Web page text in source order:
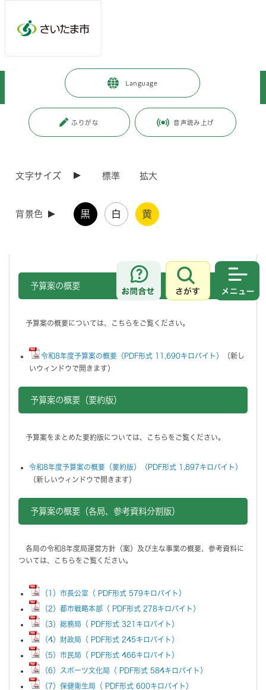
Language
ふりがな 音声読み上げ
文字サイズ 標準 拡大
背景色 黒 白 黄
お問合せ
さがす
市政情報 政策・財政 > >
令和8年度当初予算の概要
更新日付：2026年3月16日 / ページ番号：C128060
令和8年度予算は、誕生25周年を迎える本市が、市民の暮らしをこれ
強め、叡智を結集して様々な課題に対応し、本市をより一層シンカさせ
ていくため、新時代に向けた挑戦を具体化する予算としました。
令和8年度さいたま市一般会計予算外16件は、令和8年3月12日に可
予算案の概要
予算案の概要については、こちらをご覧ください。
令和8年度予算案の概要（PDF形式 11,690キロバイト）
（新し
いウィンドウで開きます）
予算案の概要（要約版）
予算案をまとめた要約版については、こちらをご覧ください。
令和8年度予算案の概要（要約版）（PDF形式 1,897キロバイト）
（新しいウィンドウで開きます）
予算案の概要（各局、参考資料分割版）
各局の令和8年度局運営方針（案）及び主な事業の概要、参考資料に
ついては、こちらをご覧ください。
（1）市長公室（ PDF形式 579キロバイト）
（2）都市戦略本部（ PDF形式 278キロバイト）
（3）総務局（ PDF形式 321キロバイト）
（4）財政局（ PDF形式 245キロバイト）
（5）市民局（ PDF形式 466キロバイト）
（6）スポーツ文化局（ PDF形式 584キロバイト）
（7）保健衛生局（ PDF形式 600キロバイト）